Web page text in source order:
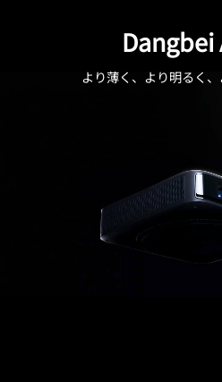
より薄く、より明るく、